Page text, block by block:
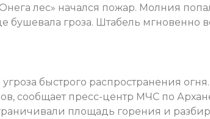
лес» начался пожар. Молния
бушевала гроза. Штабель мгновенно
быстрого распространения
сообщает пресс-центр МЧС по
площадь горения и